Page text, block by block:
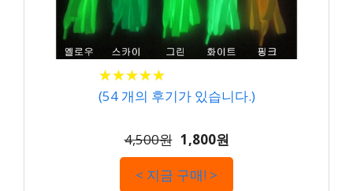
★★★★★
★★★★★
(54개의 후기가 있습니다.)
4,500원 1,800원
< 지금 구매! >